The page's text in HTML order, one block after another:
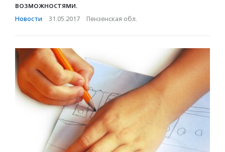
возможностями.
Новости · 31.05.2017 · Пензенская обл.